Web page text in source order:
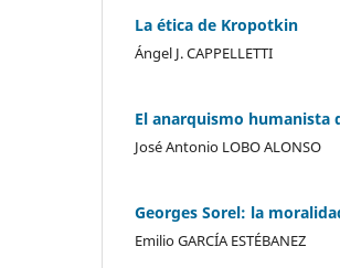
La ética de Kropotkin
Ángel J. CAPPELLETTI
El anarquismo humanista
José Antonio LOBO ALONSO
Georges Sorel: la
Emilio GARCÍA ESTÉBANEZ